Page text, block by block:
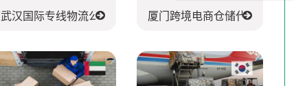
武汉国际专线物流公司 厦门跨境电商仓储代发货